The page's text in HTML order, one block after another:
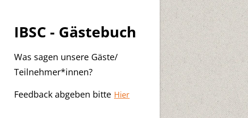
IBSC - Gästebuch
Was sagen unsere Gäste/
Teilnehmer*innen?
Feedback abgeben bitte Hier